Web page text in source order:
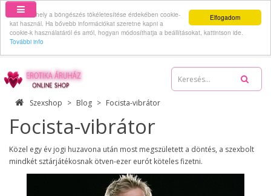
Elfogadom
Ez a webhely a böngészés tökéletesítése érdekében cookie-
kat használ. Ha bővebb információkat szeretne kapni a
cookie-k használatáról és arról, hogyan módosíthatja a beállításokat, kattintson ide.
További info
Szexshop Blog Focista-vibrátor
Focista-vibrátor
Közel egy év jogi huzavona után most megszületett a döntés, a szexbolt
mindkét sztárjátékosnak ötven-ezer eurót köteles fizetni.